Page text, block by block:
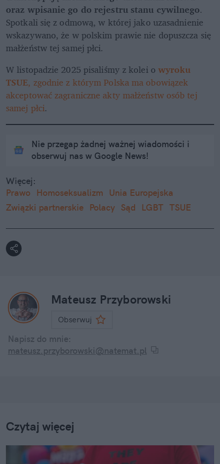
oraz wpisanie go do rejestru stanu cywilnego.
Spotkali się z odmową, w której jako uzasadnienie
wskazywano, że w polskim prawie nie dopuszcza się
małżeństw tej samej płci.
W listopadzie 2025 pisaliśmy z kolei o wyroku
TSUE, zgodnie z którym Polska ma obowiązek
akceptować zagraniczne akty małżeństw osób tej
samej płci.
Nie przegap żadnej ważnej wiadomości i
obserwuj nas w Google News!
Więcej:
Prawo
Homoseksualizm
Unia Europejska
Związki partnerskie
Polacy Sąd LGBT TSUE
Mateusz Przyborowski
Obserwuj
Napisz do mnie:
mateusz.przyborowski@natemat.pl
Czytaj więcej